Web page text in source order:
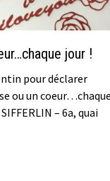
jour !
pour déclarer
ou un
– 6a, quai